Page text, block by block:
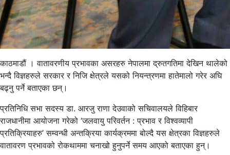
काठमाडौं । वातावरणीय प्रभावका असरहरु नेपालमा द्रुतगतिमा देखिन थालेको
भन्दै विज्ञहरुले सरकार र निजि क्षेत्रले यसको नियन्त्रणमा हातेमालो गरेर अघि
बढ्नु पर्ने बताएका छन्।
प्रतिनिधि सभा सदस्य डा. आरजु राणा देउवाको सचिवालयले विहिबार
राजधानीमा आयोजना गरेको ‘जलवायु परिवर्तन : प्रभाव र विश्वव्यापी
प्रतिक्रियाहरु’ सम्वन्धी अन्तक्रिया कार्यक्रममा बोल्दै यस क्षेत्रका विज्ञहरुले
वातावरण प्रभावको रोकथाममा चनाखो हुनुपर्ने समय आएको बताएका हुन्।